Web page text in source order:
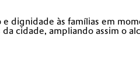
dignidade às famílias em
cidade, ampliando assim o